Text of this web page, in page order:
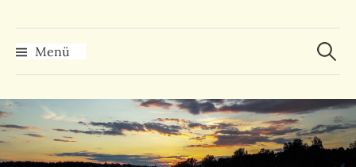
Menü
Suchen
nach: